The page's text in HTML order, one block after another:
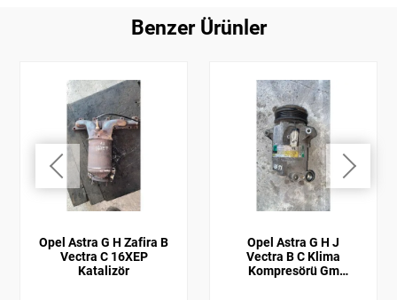
Benzer Ürünler
Opel Astra G H Zafira B
Vectra C 16XEP
Katalizör
Opel Astra G H J
Vectra B C Klima
Kompresörü Gm